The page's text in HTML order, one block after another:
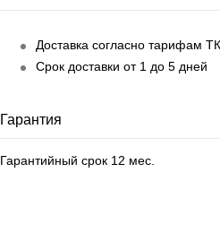
Доставка согласно тарифам ТК
Срок доставки от 1 до 5 дней
Гарантия
Гарантийный срок 12 мес.